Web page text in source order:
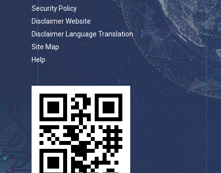
Security Policy
Disclaimer Website
Disclaimer Language Translation
Site Map
Help